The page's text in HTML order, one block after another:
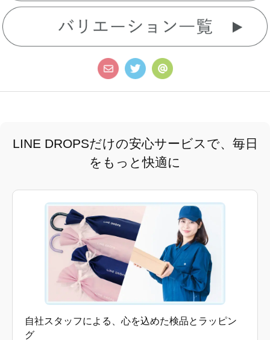
LINE DROPSだけの安心サービスで、毎日
をもっと快適に
自社スタッフによる、心を込めた検品とラッピン
グ